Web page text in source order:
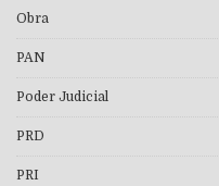
Obra
PAN
Poder Judicial
PRD
PRI